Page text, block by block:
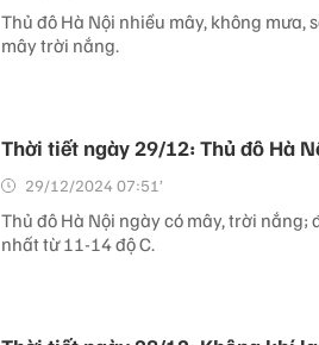
Thủ đô Hà Nội nhiều mây, không mưa,
mây trời nắng.
Thời tiết ngày 29/12: Thủ đô Hà
29/12/2024 07:51’
Thủ đô Hà Nội ngày có mây, trời
nhất từ 11-14 độ C.